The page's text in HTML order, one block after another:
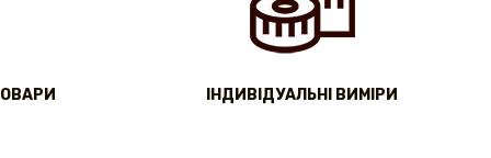
IНДИВІДУАЛЬНІ ВИМІРИ